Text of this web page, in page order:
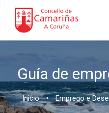
Guía de
Inicio • Emprego e